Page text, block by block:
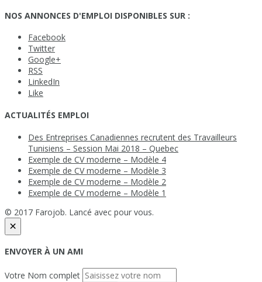
NOS ANNONCES D'EMPLOI DISPONIBLES SUR :
Facebook
Twitter
Google+
RSS
LinkedIn
Like
ACTUALITÉS EMPLOI
Des Entreprises Canadiennes recrutent des Travailleurs
Tunisiens – Session Mai 2018 – Quebec
Exemple de CV moderne – Modèle 4
Exemple de CV moderne – Modèle 3
Exemple de CV moderne – Modèle 2
Exemple de CV moderne – Modèle 1
© 2017 Farojob. Lancé avec pour vous.
×
ENVOYER À UN AMI
Votre Nom complet